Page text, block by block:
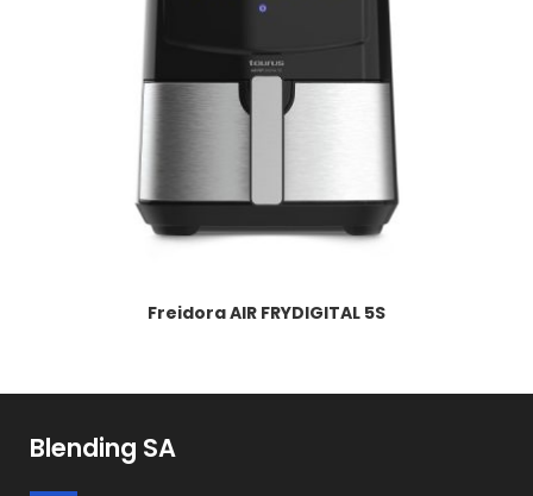
Freidora AIR FRYDIGITAL 5S
Blending SA